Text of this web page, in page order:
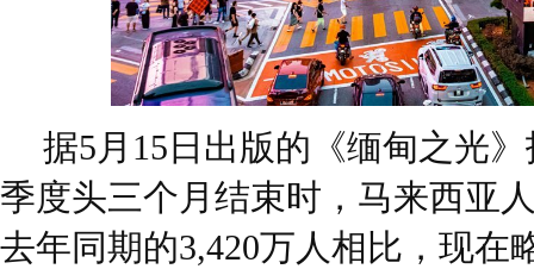
据5月15日出版的《缅甸之光
季度头三个月结束时，马来西亚
去年同期的3,420万人相比，现在